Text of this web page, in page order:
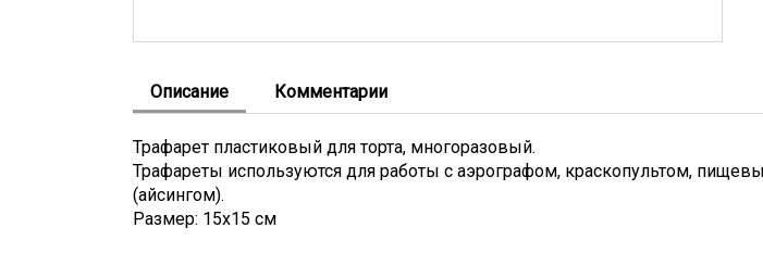
Описание Комментарии
Трафарет пластиковый для торта, многоразовый.
Трафареты используются для работы с аэрографом, краскопультом,
(айсингом).
Размер: 15х15 см